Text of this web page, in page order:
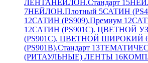
ЛЕНТАНЕЙЛОН.Стандарт 15
7НЕЙЛОН.Плотный 5САТИН
12САТИН (PS909).Премиум 12
12САТИН (PS901C). ЦВЕТНОЙ
(PS901C). ЦВЕТНОЙ ШИРОКИЙ
(PS901B).Стандарт 13
(РИТАУЛЬНЫЕ) ЛЕНТЫ 16